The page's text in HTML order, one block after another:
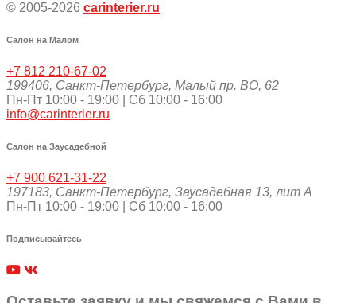
© 2005-2026 carinterier.ru
Салон на Малом
+7 812 210-67-02
199406, Санкт-Петербург, Малый пр. ВО, 62
Пн-Пт 10:00 - 19:00 | Сб 10:00 - 16:00
info@carinterier.ru
Салон на Заусадебной
+7 900 621-31-22
197183, Санкт-Петербург, Заусадебная 13, лит А
Пн-Пт 10:00 - 19:00 | Сб 10:00 - 16:00
Подписывайтесь